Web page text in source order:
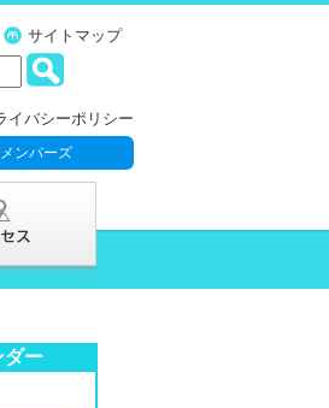
サイトマップ
イバシーポリシー
ンバーズ
ダー